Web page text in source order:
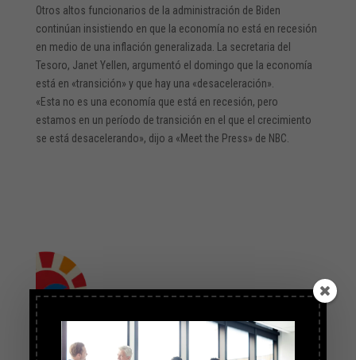
Otros altos funcionarios de la administración de Biden
continúan insistiendo en que la economía no está en recesión
en medio de una inflación generalizada. La secretaria del
Tesoro, Janet Yellen, argumentó el domingo que la economía
está en «transición» y que hay una «desaceleración».
«Esta no es una economía que está en recesión, pero
estamos en un período de transición en el que el crecimiento
se está desacelerando», dijo a «Meet the Press» de NBC.